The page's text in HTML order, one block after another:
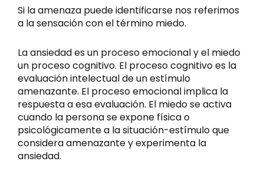
Si la amenaza puede identificarse nos referimos
a la sensación con el término miedo.
La ansiedad es un proceso emocional y el miedo
un proceso cognitivo. El proceso cognitivo es la
evaluación intelectual de un estímulo
amenazante. El proceso emocional implica la
respuesta a esa evaluación. El miedo se activa
cuando la persona se expone física o
psicológicamente a la situación-estímulo que
considera amenazante y experimenta la
ansiedad.